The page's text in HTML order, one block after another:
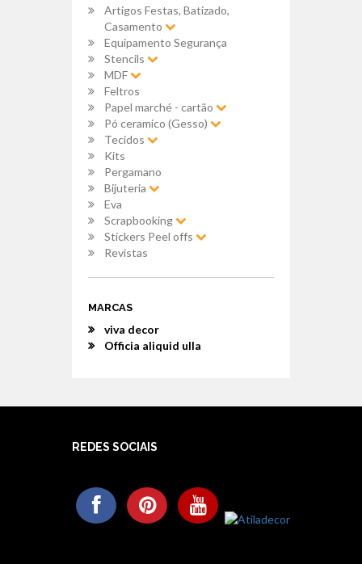
Artigos Festas, Batizado,
Casamento
Equipamento Segurança
Stencils
MDF
Feltros
Papel marché - cartão
Pó ceramico (Gesso)
Tecidos
Kits
Pergamano
Bijuteria
Eva
Scrapbooking
Stickers Peel offs
Revistas
MARCAS
viva decor
Officia aliquid ulla
REDES SOCIAIS